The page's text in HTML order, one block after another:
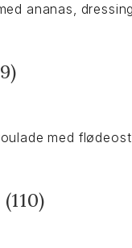
ananas,
med